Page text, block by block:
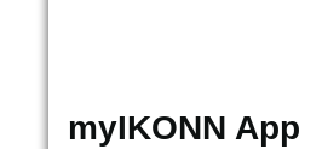
myIKONN App